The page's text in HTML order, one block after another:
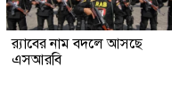
র‍্যাবের নাম বদলে আসছে
এসআরবি